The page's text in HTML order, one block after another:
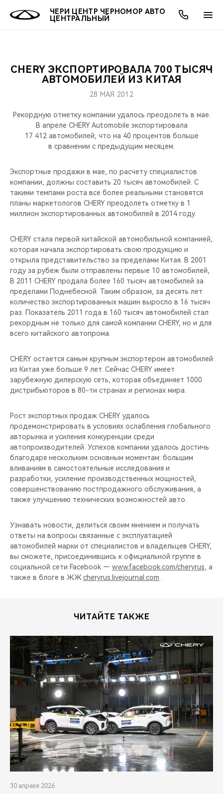
ЧЕРИ ЦЕНТР ЧЕРНОМОР АВТО
ЦЕНТРАЛЬНЫЙ
МОДЕЛИ
КРОССОВЕРЫ
НОВИНКИ
О КОМПАНИИ
МЫ В СОЦСЕТЯХ
ПОКУПАТЕЛЯМ
КРЕДИТ И СТРАХОВАНИЕ
АКСЕССУАРЫ
ВЛАДЕЛЬЦАМ
ЗАПЧАСТИ И АКСЕССУАРЫ
ПОДДЕРЖКА
ТЕХНИЧЕСКОЕ ОБСЛУЖИВАНИЕ
МИР CHERY
CHERY В СОЦСЕТЯХ
ЛЮДИ CHERY
БЛАГОТВОРИТЕЛЬНОСТЬ
CHERY CONNECT
НАШИ МЕРОПРИЯТИЯ
CHERY ДЛЯ ДЕТЕЙ
ОНЛАЙН СЕРВИСЫ
CHERY ЭКСПОРТИРОВАЛА 700 ТЫСЯЧ
АВТОМОБИЛЕЙ ИЗ КИТАЯ
28 МАЯ 2012
Рекордную отметку компании удалось преодолеть в мае.
В апреле CHERY Automobile экспортировала
17 412 автомобилей, что на 40 процентов больше
в сравнении с предыдущим месяцем.
Экспортные продажи в мае, по расчету специалистов
компании, должны составить 20 тысяч автомобилей. С
такими темпами роста все более реальными становятся
планы маркетологов CHERY преодолеть отметку в 1
миллион экспортированных автомобилей в 2014 году.
CHERY стала первой китайской автомобильной компанией,
которая начала экспортировать свою продукцию и
открыла представительство за пределами Китая. В 2001
году за рубеж были отправлены первые 10 автомобилей,
В 2011 CHERY продала более 160 тысяч автомобилей за
пределами Поднебесной. Таким образом, за десять лет
количество экспортированных машин выросло в 16 тысяч
раз. Показатель 2011 года в 160 тысяч автомобилей стал
рекордным не только для самой компании CHERY, но и для
всего китайского автопрома.
CHERY остается самым крупным экспортером автомобилей
из Китая уже больше 9 лет. Сейчас CHERY имеет
зарубежную дилерскую сеть, которая объединяет 1000
дистрибьюторов в 80-ти странах и регионах мира.
Рост экспортных продаж CHERY удалось
продемонстрировать в условиях ослабления глобального
авторынка и усиления конкуренции среди
автопроизводителей. Успехов компании удалось достичь
благодаря нескольким основным моментам: большим
вливаниям в самостоятельные исследования и
разработки, усиление производственных мощностей,
совершенствованию постпродажного обслуживания, а
также улучшению технических возможностей авто.
Узнавать новости, делиться своим мнением и получать
ответы на вопросы связанные с эксплуатацией
автомобилей марки от специалистов и владельцев CHERY,
вы сможете, присоединившись к официальной группе в
социальной сети Facebook — www.facebook.com/cheryrus , а
также в блоге в ЖЖ cheryrus.livejournal.com
ЧИТАЙТЕ ТАКЖЕ
30 апреля 2026